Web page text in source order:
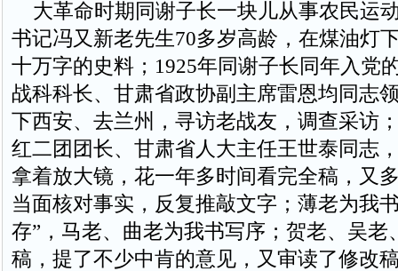
大革命时期同谢子长一块儿从事农民运
书记冯又新老先生70多岁高龄，在煤油灯
十万字的史料；1925年同谢子长同年入党
战科科长、甘肃省政协副主席雷恩均同志
下西安、去兰州，寻访老战友，调查采访
红二团团长、甘肃省人大主任王世泰同志
拿着放大镜，花一年多时间看完全稿，又
当面核对事实，反复推敲文字；薄老为我
存”，马老、曲老为我书写序；贺老、吴老
稿，提了不少中肯的意见，又审读了修改